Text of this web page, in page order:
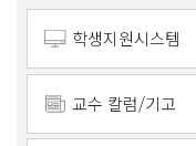
학생지원시스템
교수 칼럼/기고